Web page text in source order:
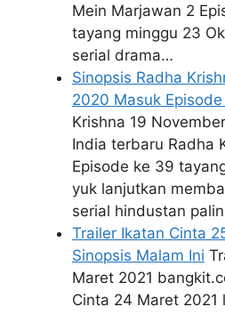
Mein Marjawan 2
tayang minggu 23
serial drama…
Sinopsis Radha
2020 Masuk
Krishna 19
India terbaru Radha
Episode ke 39
yuk lanjutkan
serial hindustan
Trailer Ikatan Cinta
Sinopsis Malam Ini
Maret 2021
Cinta 24 Maret 2021